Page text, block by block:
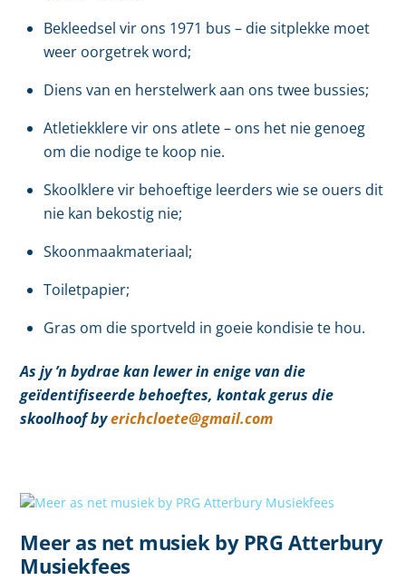
Bekleedsel vir ons 1971 bus – die sitplekke moet
weer oorgetrek word;
Diens van en herstelwerk aan ons twee bussies;
Atletiekklere vir ons atlete – ons het nie genoeg
om die nodige te koop nie.
Skoolklere vir behoeftige leerders wie se ouers dit
nie kan bekostig nie;
Skoonmaakmateriaal;
Toiletpapier;
Gras om die sportveld in goeie kondisie te hou.
As jy ’n bydrae kan lewer in enige van die
geïdentifiseerde behoeftes, kontak gerus die
skoolhoof byerichcloete@gmail.com
Meer as net musiek by PRG Atterbury
Musiekfees